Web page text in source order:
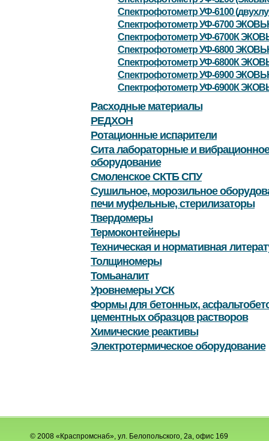
Спектрофотометр УФ-6100
Спектрофотометр УФ-6700
Спектрофотометр УФ-6700К
Спектрофотометр УФ-6800
Спектрофотометр УФ-6800К
Спектрофотометр УФ-6900
Спектрофотометр УФ-6900К
Расходные материалы
РЕДХОН
Ротационные испарители
Сита лабораторные и вибрационное
оборудование
Смоленское СКТБ СПУ
Сушильное, морозильное
печи муфельные, стерилизаторы
Твердомеры
Термоконтейнеры
Техническая и нормативная
Толщиномеры
Томьаналит
Уровнемеры УСК
Формы для бетонных,
цементных образцов растворов
Химические реактивы
Электротермическое оборудование
© 2008 «Краспромснаб», ул. Белопольского, 2а, офис 169